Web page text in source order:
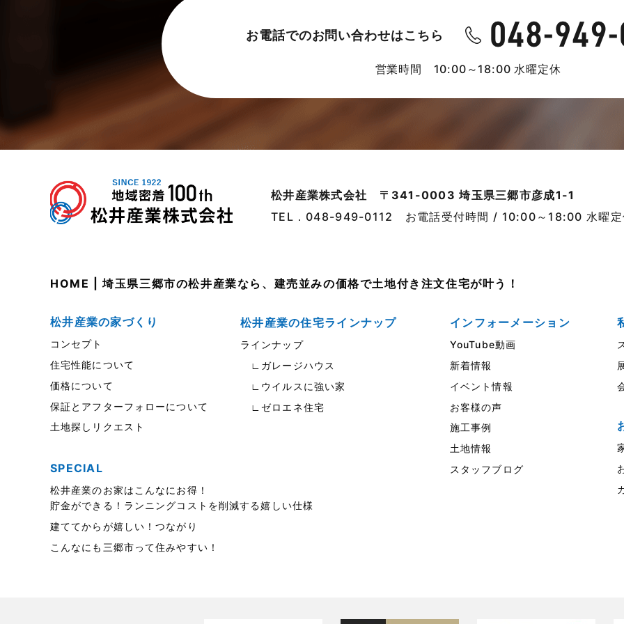
市民リフォームサービス
店舗・テナント施工事例
採用情報
新着情報
未分類
東武スカイツリーライン
松伏店-ブログ
武蔵野線
注文住宅施工事例
物件検索
竹ノ塚店-ブログ
貸事務所活用事例
貸倉庫・その他
2023年12月
2023年11月
2023年10月
2023年7月
2023年6月
2023年5月
2023年3月
2023年2月
2022年12月
2022年11月
2022年10月
お電話でのお問い合わせはこちら
営業時間 10:00～18:00 水曜定休
松井産業株式会社 〒341-0003 埼玉県三郷市彦成1-1
TEL． 048-949-0112 お電話受付時間 / 10:00～18:00 水曜
HOME | 埼玉県三郷市の松井産業なら、建売並みの価格で土地付き注文住宅が叶う！
松井産業の家づくり
コンセプト
住宅性能について
価格について
保証とアフターフォローについて
土地探しリクエスト
SPECIAL
松井産業のお家はこんなにお得！
貯金ができる！ランニングコストを削減する嬉しい仕様
建ててからが嬉しい！つながり
こんなにも三郷市って住みやすい！
松井産業の住宅ラインナップ
ラインナップ
∟ガレージハウス
∟ウイルスに強い家
∟ゼロエネ住宅
インフォーメーション
YouTube動画
新着情報
イベント情報
お客様の声
施工事例
土地情報
スタッフブログ